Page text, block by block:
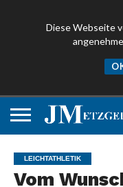
Diese Webseite
LEICHTATHLETIK
Vom